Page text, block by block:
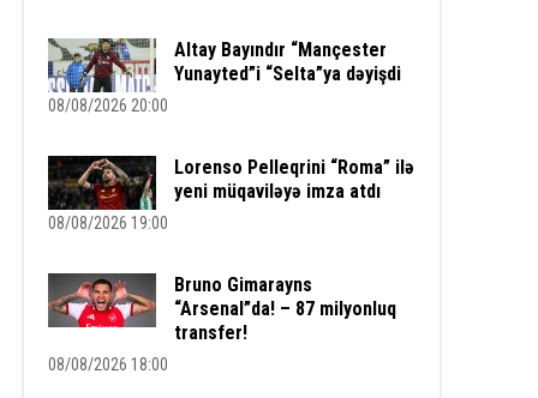
Altay Bayındır “Mançester
Yunayted”i “Selta”ya dəyişdi
08/08/2026 20:00
Lorenso Pelleqrini “Roma” ilə
yeni müqaviləyə imza atdı
08/08/2026 19:00
Bruno Gimarayns
“Arsenal”da! – 87 milyonluq
transfer!
08/08/2026 18:00